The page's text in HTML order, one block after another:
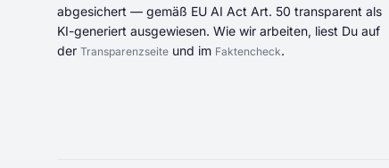
abgesichert — gemäß EU AI Act Art. 50 transparent als
KI-generiert ausgewiesen. Wie wir arbeiten, liest Du auf
der Transparenzseite und im Faktencheck.